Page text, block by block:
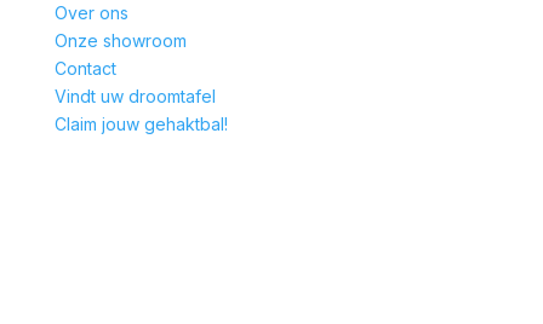
Over ons
Onze showroom
Contact
Vindt uw droomtafel
Claim jouw gehaktbal!